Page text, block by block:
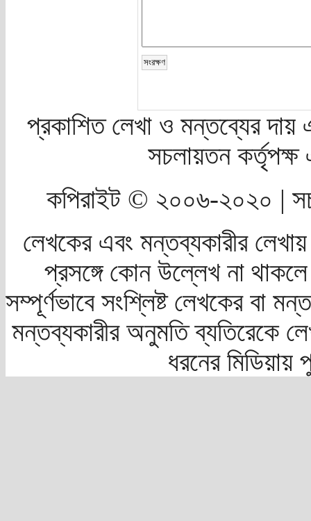
প্রকাশিত লেখা ও মন্তব্যের দায়
সচলায়তন
কপিরাইট © ২০০৬-২০২০ |
লেখকের এবং মন্তব্যকারীর
প্রসঙ্গে কোন উল্লেখ না
সম্পূর্ণভাবে সংশ্লিষ্ট লেখকের বা
মন্তব্যকারীর অনুমতি ব্যতিরেকে
ধরনের মিডিয়ায়